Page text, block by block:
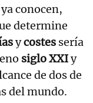
conocen,
determine
ycostes sería
siglo XXIy
de dos de
del mundo.